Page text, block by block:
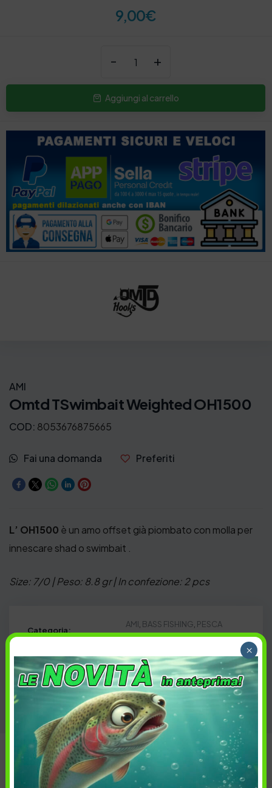
9,00€
- +
Aggiungi al carrello
AMI
Omtd TSwimbait Weighted OH1500
COD: 8053676875665
Fai una domanda Preferiti
L’ OH1500 è un amo offset già piombato con molla per
innescare shad o swimbait .
Size: 7/0 | Peso: 8.8 gr | In confezione: 2 pcs
Categoria:
AMI BASS FISHING PESCA
Tag:
Softbait,Spinning,Swimbait
Descrizione
×